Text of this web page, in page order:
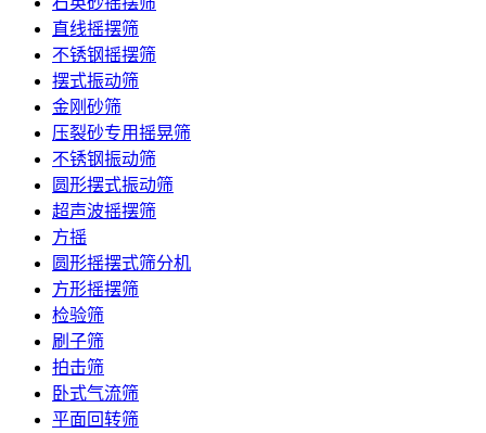
直线摇摆筛
不锈钢摇摆筛
摆式振动筛
金刚砂筛
压裂砂专用摇晃筛
不锈钢振动筛
圆形摆式振动筛
超声波摇摆筛
方摇
圆形摇摆式筛分机
方形摇摆筛
检验筛
刷子筛
拍击筛
卧式气流筛
平面回转筛